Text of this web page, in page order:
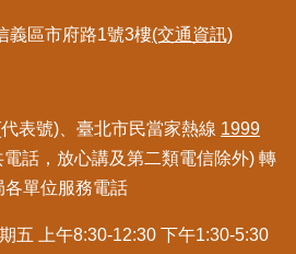
義區市府路1號3樓(交通資訊)
表號)、臺北市民當家熱線 1999
話，放心講及第二類電信除外) 轉
各單位服務電話
五 上午8:30-12:30 下午1:30-5:30